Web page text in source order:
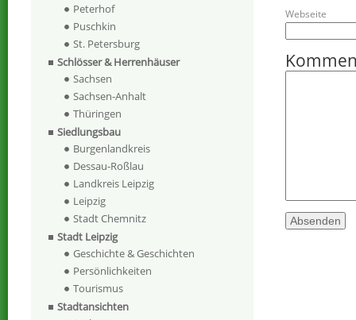
Webseite
Peterhof
Puschkin
St. Petersburg
Schlösser & Herrenhäuser
Sachsen
Sachsen-Anhalt
Thüringen
Siedlungsbau
Burgenlandkreis
Dessau-Roßlau
Landkreis Leipzig
Leipzig
Stadt Chemnitz
Stadt Leipzig
Geschichte & Geschichten
Persönlichkeiten
Tourismus
Stadtansichten